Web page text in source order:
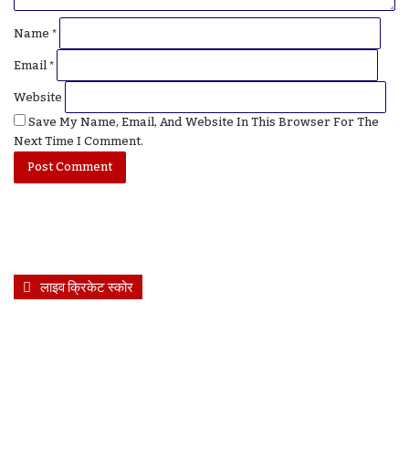
Name*
Email*
Website
Save My Name, Email, And Website In This Browser For The
Next Time I Comment.
लाइव क्रिकेट स्कोर